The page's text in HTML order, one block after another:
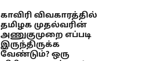
காவிரி விவகாரத்தில்
தமிழக முதல்வரின்
அணுகுமுறை எப்படி
இருந்திருக்க
வேண்டும்? ஒரு